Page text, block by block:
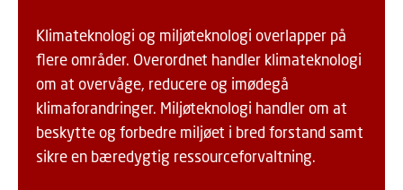
Klimateknologi og miljøteknologi overlapper på
flere områder. Overordnet handler klimateknologi
om at overvåge, reducere og imødegå
klimaforandringer. Miljøteknologi handler om at
beskytte og forbedre miljøet i bred forstand samt
sikre en bæredygtig ressourceforvaltning.